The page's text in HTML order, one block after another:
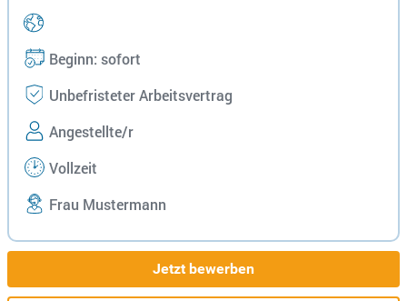
Beginn: sofort
Unbefristeter Arbeitsvertrag
Angestellte/r
Vollzeit
Frau Mustermann
Jetzt bewerben